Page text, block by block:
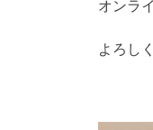
オンラ
よろし